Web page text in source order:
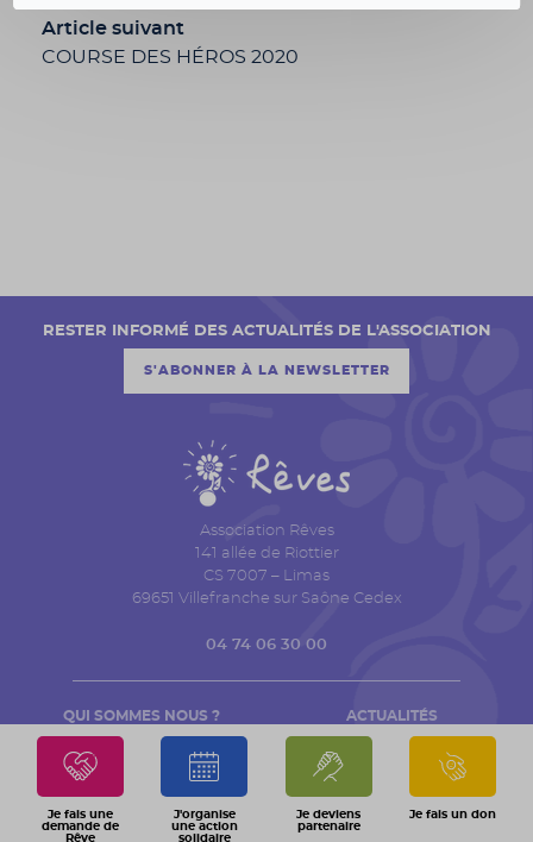
Je fais une
demande de
Rêve
J'organise
une action
solidaire
Je deviens
partenaire
Je fais un don
Article suivant
COURSE DES HÉROS 2020
Association Rêves
141 allée de Riottier
CS 7007 – Limas
69651 Villefranche sur Saône Cedex
04 74 06 30 00
QUI SOMMES NOUS ?
TRANSPARENCE FINANCIÈRE
ACTUALITÉS
ESPACE PRESSE
RESTER INFORMÉ DES ACTUALITÉS DE L'ASSOCIATION
S'ABONNER À LA NEWSLETTER